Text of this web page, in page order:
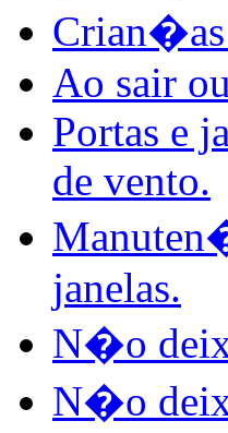
Crian�as
Ao sair
Portas e
de vento.
janelas.
N�o
N�o